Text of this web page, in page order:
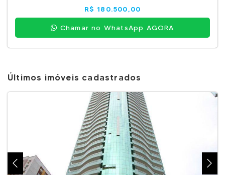
R$ 180.500,00
Chamar no WhatsApp AGORA
Últimos imóveis cadastrados